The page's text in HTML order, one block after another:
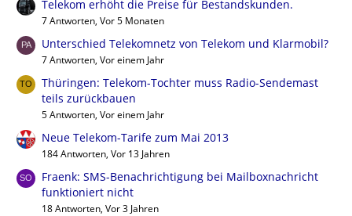
Telekom erhöht die Preise für Bestandskunden.
7 Antworten, Vor 5 Monaten
Unterschied Telekomnetz von Telekom und Klarmobil?
7 Antworten, Vor einem Jahr
Thüringen: Telekom-Tochter muss Radio-Sendemast
teils zurückbauen
5 Antworten, Vor einem Jahr
Neue Telekom-Tarife zum Mai 2013
184 Antworten, Vor 13 Jahren
Fraenk: SMS-Benachrichtigung bei Mailboxnachricht
funktioniert nicht
18 Antworten, Vor 3 Jahren